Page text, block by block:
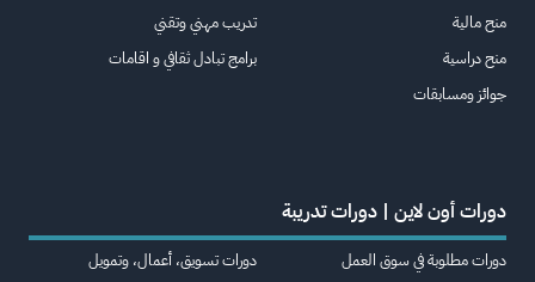
منح مالية
منح دراسية
جوائز ومسابقات
تدريب مهني وتقني
برامج تبادل ثقافي و اقامات
دورات أون لاين | دورات تدريبة
دورات مطلوبة في سوق العمل
دورات تسويق، أعمال، وتمويل